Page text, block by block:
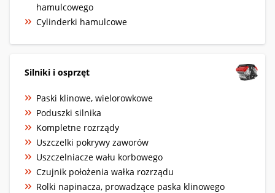
hamulcowego
Cylinderki hamulcowe
Silniki i osprzęt
Paski klinowe, wielorowkowe
Poduszki silnika
Kompletne rozrządy
Uszczelki pokrywy zaworów
Uszczelniacze wału korbowego
Czujnik położenia wałka rozrządu
Rolki napinacza, prowadzące paska klinowego